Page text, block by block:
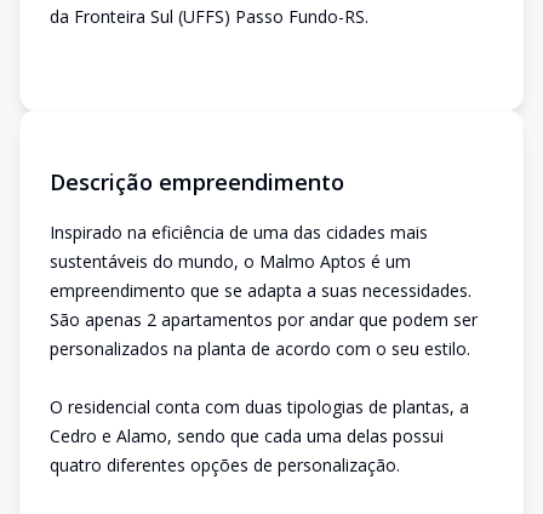
da Fronteira Sul (UFFS) Passo Fundo-RS.
Descrição empreendimento
Inspirado na eficiência de uma das cidades mais
sustentáveis do mundo, o Malmo Aptos é um
empreendimento que se adapta a suas necessidades.
São apenas 2 apartamentos por andar que podem ser
personalizados na planta de acordo com o seu estilo.
O residencial conta com duas tipologias de plantas, a
Cedro e Alamo, sendo que cada uma delas possui
quatro diferentes opções de personalização.